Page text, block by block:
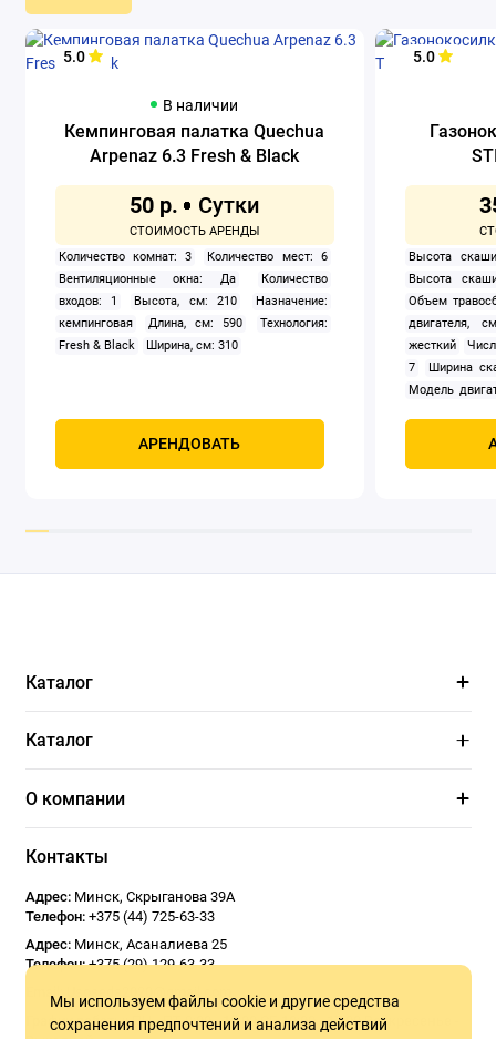
5.0
В наличии
Кемпинговая палатка Quechua
Arpenaz 6.3 Fresh & Black
50 р.
Количество комнат: 3
Количество мест: 6
Вентиляционные окна: Да
Количество
входов: 1
Высота, см: 210
Назначение:
кемпинговая
Длина, см: 590
Технология:
Fresh & Black
Ширина, см: 310
АРЕНДОВАТЬ
5.0
Высота
Высота
Объем
двигателя,
жесткий
7
Ширина
Модель
Мы используем файлы cookie и другие средства
сохранения предпочтений и анализа действий
Каталог
Каталог
О компании
Контакты
Адрес: Минск, Скрыганова 39А
Телефон: +375 (44) 725-63-33
Адрес: Минск, Асаналиева 25
Телефон: +375 (29) 129-63-33
Email:
Usoseda2020@gmail.com
График работы: ПН - ПТ 9:00 - 18:00 СБ 10:00 - 17:00 Воскресенье -